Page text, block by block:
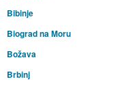
Bibinje
Biograd na Moru
Božava
Brbinj